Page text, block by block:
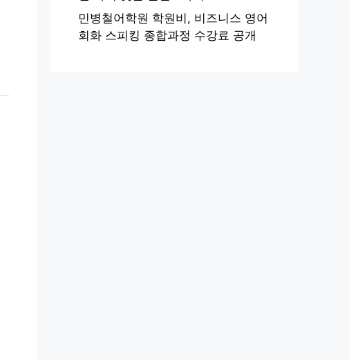
민병철어학원 학원비, 비즈니스 영어
회화 스피킹 종합과정 수강료 공개